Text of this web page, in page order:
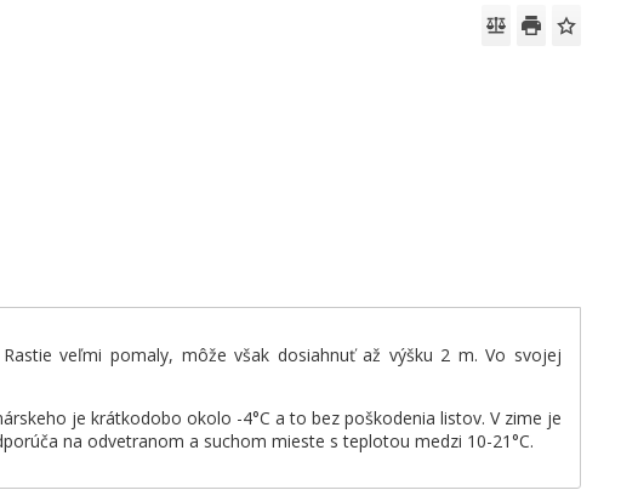
veľmi pomaly, môže však dosiahnuť až výšku 2 m. Vo svojej
je krátkodobo okolo -4°C a to bez poškodenia listov. V zime je
na odvetranom a suchom mieste s teplotou medzi 10-21°C.